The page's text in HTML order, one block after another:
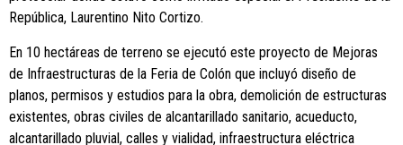
República, Laurentino Nito Cortizo.
En 10 hectáreas de terreno se ejecutó este proyecto de Mejoras
de Infraestructuras de la Feria de Colón que incluyó diseño de
planos, permisos y estudios para la obra, demolición de estructuras
existentes, obras civiles de alcantarillado sanitario, acueducto,
alcantarillado pluvial, calles y vialidad, infraestructura eléctrica